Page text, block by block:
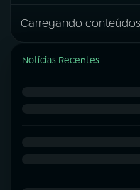
Carregando
Notícias Recentes